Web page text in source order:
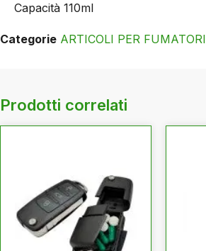
Capacità 110ml
Categorie ARTICOLI PER FUMATORI
Prodotti correlati